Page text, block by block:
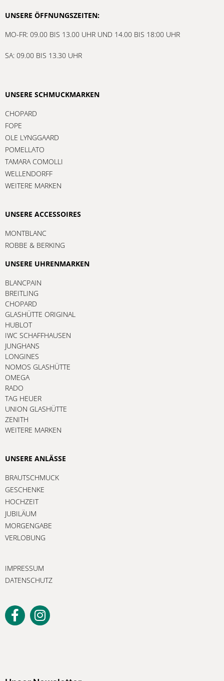
UNSERE ÖFFNUNGSZEITEN:
MO-FR: 09.00 BIS 13.00 UHR UND 14.00 BIS 18:00 UHR
SA: 09.00 BIS 13.30 UHR
UNSERE SCHMUCKMARKEN
CHOPARD
FOPE
OLE LYNGGAARD
POMELLATO
TAMARA COMOLLI
WELLENDORFF
WEITERE MARKEN
UNSERE ACCESSOIRES
MONTBLANC
ROBBE & BERKING
UNSERE UHRENMARKEN
BLANCPAIN
BREITLING
CHOPARD
GLASHÜTTE ORIGINAL
HUBLOT
IWC SCHAFFHAUSEN
JUNGHANS
LONGINES
NOMOS GLASHÜTTE
OMEGA
RADO
TAG HEUER
UNION GLASHÜTTE
ZENITH
WEITERE MARKEN
UNSERE ANLÄSSE
BRAUTSCHMUCK
GESCHENKE
HOCHZEIT
JUBILÄUM
MORGENGABE
VERLOBUNG
IMPRESSUM
DATENSCHUTZ